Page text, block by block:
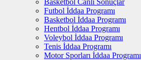
Basketbol Canlı Sonuçlar
Futbol İddaa Programı
Basketbol İddaa Programı
Hentbol İddaa Programı
Voleybol İddaa Programı
Tenis İddaa Programı
Motor Sporları İddaa Programı